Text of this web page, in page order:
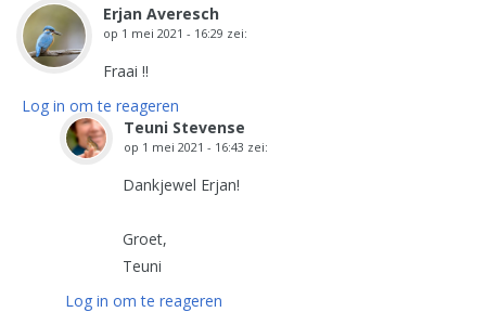
Erjan Averesch
op 1 mei 2021 - 16:29 zei:
Fraai !!
Log in om te reageren
Teuni Stevense
op 1 mei 2021 - 16:43 zei:
Dankjewel Erjan!
Groet,
Teuni
Log in om te reageren